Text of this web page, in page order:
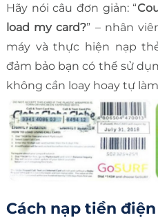
Hãy nói câu đơn giản: “
load my card?” – nhân
máy và thực hiện nạp
đảm bảo bạn có thể sử
không cần loay hoay tự
Cách nạp tiền